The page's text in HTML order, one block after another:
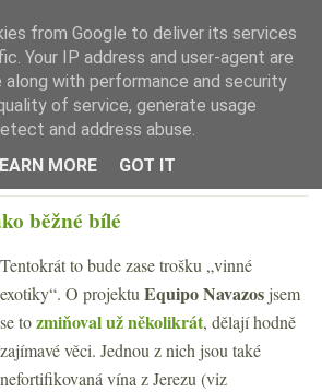
☰ Menu
běžné bílé
Tentokrát to bude zase trošku „vinné
exotiky“. O projektu Equipo Navazos jsem
se tozmiňoval už několikrát, dělají hodně
zajímavé věci. Jednou z nich jsou také
nefortifikovaná vína z Jerezu (viz
from Google to deliver its services
Your IP address and user-agent are
along with performance and security
of service, generate usage
and address abuse.
MORE
GOT IT